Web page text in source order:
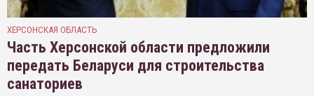
ХЕРСОНСКАЯ ОБЛАСТЬ
Часть Херсонской области предложили
передать Беларуси для строительства
санаториев